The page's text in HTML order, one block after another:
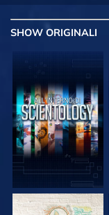
SHOW ORIGINALI